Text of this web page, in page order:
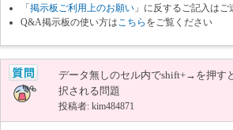
「掲示板ご利用上のお願い 」に反するご記入はご
Q&A掲示板の使い方は こちら をご覧ください
データ無しのセル内でshift+→を押す
択される問題
投稿者: kim484871